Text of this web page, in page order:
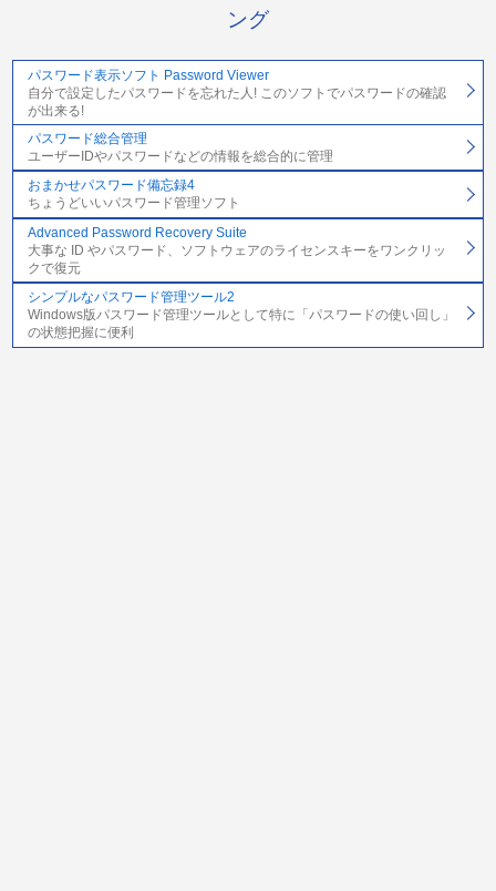
ング
パスワード表示ソフト Password Viewer
自分で設定したパスワードを忘れた人! このソフトでパスワードの確認
が出来る!
パスワード総合管理
ユーザーIDやパスワードなどの情報を総合的に管理
おまかせパスワード備忘録4
ちょうどいいパスワード管理ソフト
Advanced Password Recovery Suite
大事な ID やパスワード、ソフトウェアのライセンスキーをワンクリッ
クで復元
シンプルなパスワード管理ツール2
Windows版パスワード管理ツールとして特に「パスワードの使い回し」
の状態把握に便利